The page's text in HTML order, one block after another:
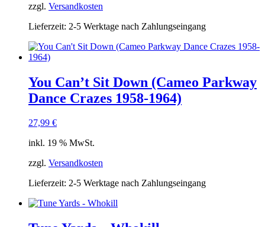
zzgl. Versandkosten
Lieferzeit: 2-5 Werktage nach Zahlungseingang
You Can’t Sit Down (Cameo Parkway
Dance Crazes 1958-1964)
27,99 €
inkl. 19 % MwSt.
zzgl. Versandkosten
Lieferzeit: 2-5 Werktage nach Zahlungseingang